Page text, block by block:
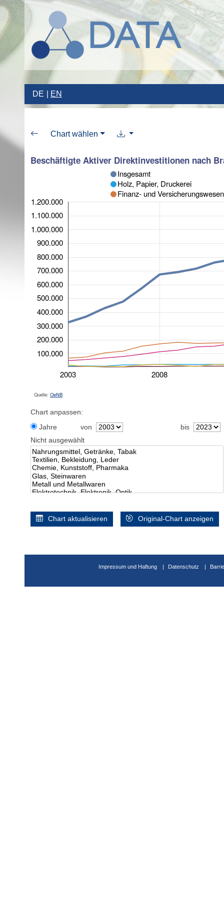
DE EN
Chart wählen
Beschäftigte Aktiver Direktinvestitionen nach
2003 2008
100.000
200.000
300.000
400.000
500.000
600.000
700.000
800.000
900.000
1.000.000
1.100.000
1.200.000
Insgesamt
Holz, Papier, Druckerei
Finanz- und Versicherungswesen
Quelle: OeNB
Chart anpassen:
Jahre
von
bis
Nicht ausgewählt
Chart aktualisieren Original-Chart anzeigen
Impressum und Haftung Datenschutz